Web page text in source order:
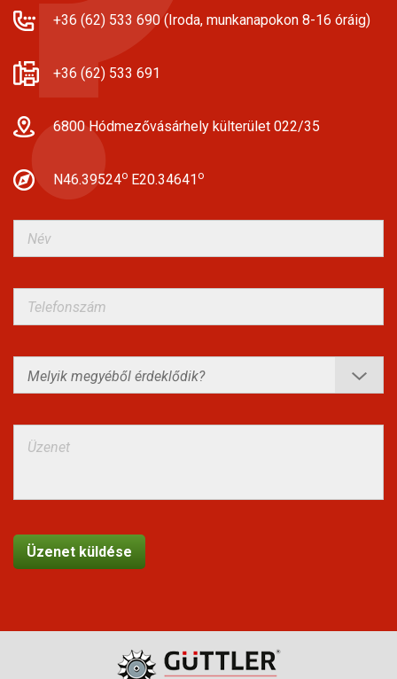
+36 (62) 533 690 (Iroda, munkanapokon 8-16 óráig)
+36 (62) 533 691
6800 Hódmezővásárhely külterület 022/35
N46.39524o E20.34641 o